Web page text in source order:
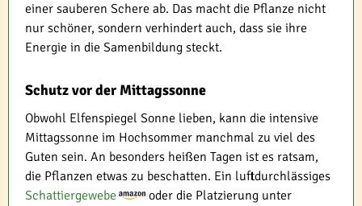
einer sauberen Schere ab. Das macht die Pflanze nicht
nur schöner, sondern verhindert auch, dass sie ihre
Energie in die Samenbildung steckt.
Schutz vor der Mittagssonne
Obwohl Elfenspiegel Sonne lieben, kann die intensive
Mittagssonne im Hochsommer manchmal zu viel des
Guten sein. An besonders heißen Tagen ist es ratsam,
die Pflanzen etwas zu beschatten. Ein luftdurchlässiges
Schattiergewebe
oder die Platzierung unter